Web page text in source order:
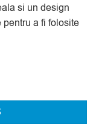
si un design
a fi folosite
Michelle 400 ml